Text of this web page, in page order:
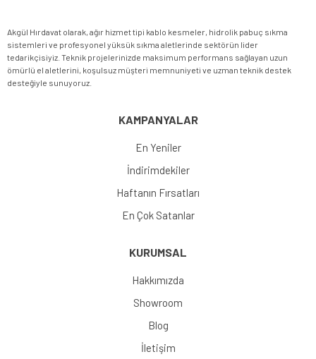
Akgül Hırdavat olarak, ağır hizmet tipi kablo kesmeler, hidrolik pabuç sıkma
sistemleri ve profesyonel yüksük sıkma aletlerinde sektörün lider
tedarikçisiyiz. Teknik projelerinizde maksimum performans sağlayan uzun
ömürlü el aletlerini, koşulsuz müşteri memnuniyeti ve uzman teknik destek
desteğiyle sunuyoruz.
KAMPANYALAR
En Yeniler
İndirimdekiler
Haftanın Fırsatları
En Çok Satanlar
KURUMSAL
Hakkımızda
Showroom
Blog
İletişim